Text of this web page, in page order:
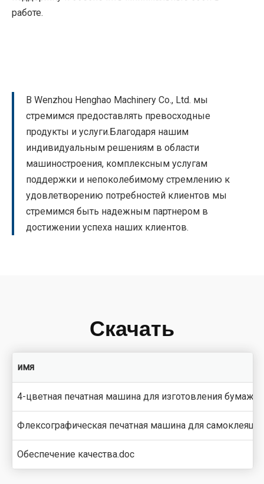
работе.
В Wenzhou Henghao Machinery Co., Ltd. мы
стремимся предоставлять превосходные
продукты и услуги.Благодаря нашим
индивидуальным решениям в области
машиностроения, комплексным услугам
поддержки и непоколебимому стремлению к
удовлетворению потребностей клиентов мы
стремимся быть надежным партнером в
достижении успеха наших клиентов.
Скачать
имя
4-цветная печатная машина для изготовления
Флексографическая печатная машина для
Обеспечение качества.doc